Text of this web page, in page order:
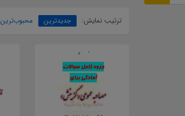
ترتیب نمایش: جدیدترین محبوب‌ترین